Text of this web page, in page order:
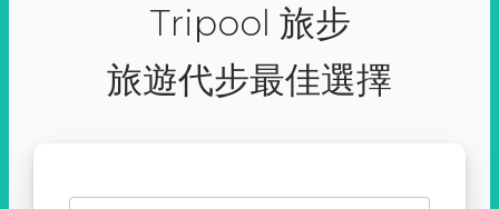
Tripool 旅步
旅遊代步最佳選擇